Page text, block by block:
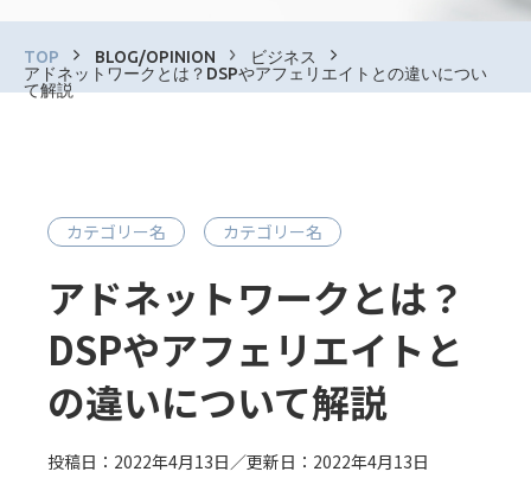
TOP BLOG/OPINION
ビジネス
アドネットワークとは？DSPやアフェリエイトとの違いについ
て解説
カテゴリー名 カテゴリー名
アドネットワークとは？
DSPやアフェリエイトと
の違いについて解説
投稿日：2022年4月13日／更新日：2022年4月13日